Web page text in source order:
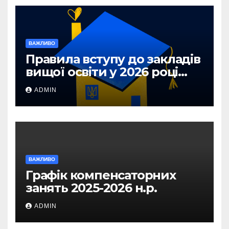
ВАЖЛИВО
Правила вступу до закладів
вищої освіти у 2026 році
для абітурієнтів з ТОТ та
прифронтових територій
ADMIN
ВАЖЛИВО
Графік компенсаторних
занять 2025-2026 н.р.
ADMIN